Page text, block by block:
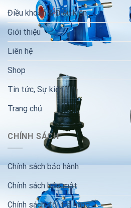
Điều khoản & Điều kiện
Giới thiệu
Liên hệ
Shop
Tin tức, Sự kiện
Trang chủ
CHÍNH SÁCH
Chính sách bảo hành
Chính sách bảo mật
Chính sách đổi trả hàng